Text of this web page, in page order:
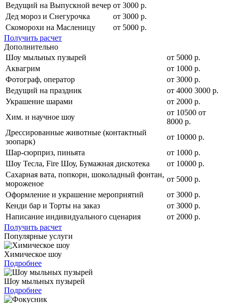
Ведущий на Выпускной вечер от 3000 р.
Дед мороз и Снегурочка
от 3000 р.
Скоморохи на Масленицу
от 5000 р.
Получить расчет
Дополнительно
Шоу мыльных пузырей
от 5000 р.
Аквагрим
от 1000 р.
Фотограф, оператор
от 3000 р.
Ведущий на праздник
от 4000 3000 р.
Украшение шарами
от 2000 р.
Хим. и научное шоу
от 10500 от
8000 р.
Дрессированные животные (контактный
зоопарк)
от 10000 р.
Шар-сюрприз, пиньята
от 1000 р.
Шоу Тесла, Fire Шоу, Бумажная дискотека
от 10000 р.
Сахарная вата, попкорн, шоколадный фонтан,
мороженое
от 5000 р.
Оформление и украшение мероприятий
от 3000 р.
Кенди бар и Торты на заказ
от 3000 р.
Написание индивидуального сценария
от 2000 р.
Получить расчет
Популярные услуги
Химическое шоу
Подробнее
Шоу мыльных пузырей
Подробнее